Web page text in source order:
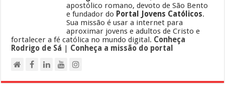
apostólico romano, devoto de São Bento
e fundador do Portal Jovens Católicos.
Sua missão é usar a internet para
aproximar jovens e adultos de Cristo e
fortalecer a fé católica no mundo digital. Conheça
Rodrigo de Sá | Conheça a missão do portal